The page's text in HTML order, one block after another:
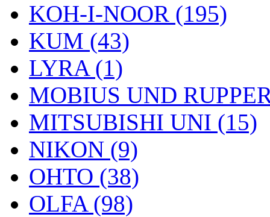
KOH-I-NOOR (195)
KUM (43)
LYRA (1)
MOBIUS UND
MITSUBISHI UNI (15)
NIKON (9)
OHTO (38)
OLFA (98)